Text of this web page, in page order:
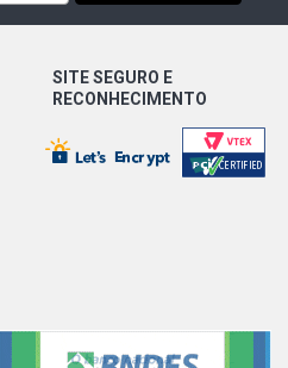
SITE SEGURO E
RECONHECIMENTO